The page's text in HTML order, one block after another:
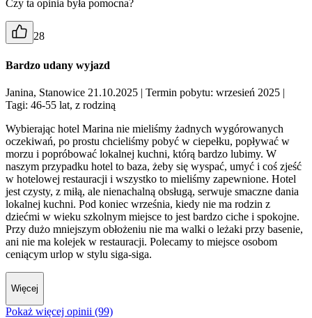
Czy ta opinia była pomocna?
28
Bardzo udany wyjazd
Janina, Stanowice 21.10.2025 | Termin pobytu: wrzesień 2025 |
Tagi: 46-55 lat, z rodziną
Wybierając hotel Marina nie mieliśmy żadnych wygórowanych
oczekiwań, po prostu chcieliśmy pobyć w ciepełku, popływać w
morzu i popróbować lokalnej kuchni, którą bardzo lubimy. W
naszym przypadku hotel to baza, żeby się wyspać, umyć i coś zjeść
w hotelowej restauracji i wszystko to mieliśmy zapewnione. Hotel
jest czysty, z miłą, ale nienachalną obsługą, serwuje smaczne dania
lokalnej kuchni. Pod koniec września, kiedy nie ma rodzin z
dziećmi w wieku szkolnym miejsce to jest bardzo ciche i spokojne.
Przy dużo mniejszym obłożeniu nie ma walki o leżaki przy basenie,
ani nie ma kolejek w restauracji. Polecamy to miejsce osobom
ceniącym urlop w stylu siga-siga.
Więcej
Pokaż więcej opinii (99)